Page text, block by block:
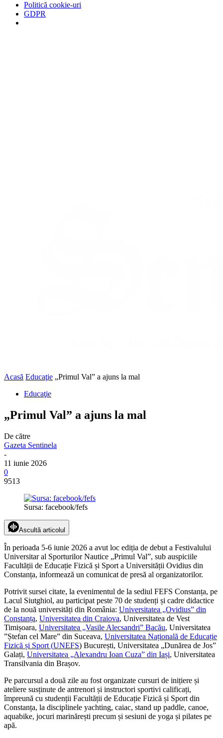
Politică cookie-uri
GDPR
Acasă Educaţie „Primul Val” a ajuns la mal
Educaţie
„Primul Val” a ajuns la mal
De către
Gazeta Sentinela
-
11 iunie 2026
0
9513
Sursa: facebook/fefs
Ascultă articolul
În perioada 5-6 iunie 2026 a avut loc ediția de debut a Festivalului
Universitar al Sporturilor Nautice „Primul Val”, sub auspiciile
Facultății de Educație Fizică și Sport a Universității Ovidius din
Constanța, informează un comunicat de presă al organizatorilor.
Potrivit sursei citate, la evenimentul de la sediul FEFS Constanța, pe
Lacul Siutghiol, au participat peste 70 de studenți și cadre didactice
de la nouă universități din România: Universitatea „Ovidius” din
Constanța, Universitatea din Craiova, Universitatea de Vest
Timișoara, Universitatea „Vasile Alecsandri” Bacău, Universitatea
”Ștefan cel Mare” din Suceava, Universitatea Națională de Educație
Fizică și Sport (UNEFS) București, Universitatea „Dunărea de Jos”
Galați, Universitatea „Alexandru Ioan Cuza” din Iași, Universitatea
Transilvania din Brașov.
Pe parcursul a două zile au fost organizate cursuri de inițiere și
ateliere susținute de antrenori și instructori sportivi calificați,
împreună cu studenții Facultății de Educație Fizică și Sport din
Constanța, la disciplinele yachting, caiac, stand up paddle, canoe,
aquabike, jocuri marinărești precum și sesiuni de yoga și pilates pe
apă.